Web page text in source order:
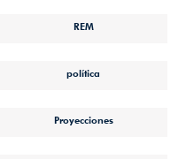
REM
política
Proyecciones